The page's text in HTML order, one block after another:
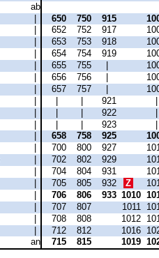
ab
| 650 750 915
652 752 917
653 753 918
654 754 919
655 755
656 756
657 757
921
| | | 922
| | | 923
658 758 925
700 800 927
702 802 929
704 804 931
705 805 932 Z
706 806 933 1010
707 807 1011
| 708 808 1012
| 712 812 1016
an 715 815 1019